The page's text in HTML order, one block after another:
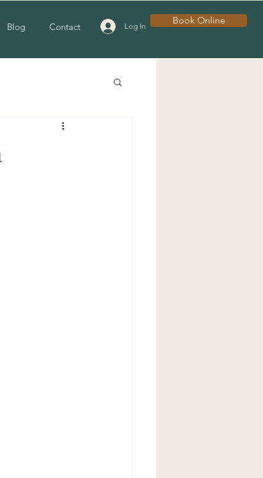
Blog Contact Log In
Book Online